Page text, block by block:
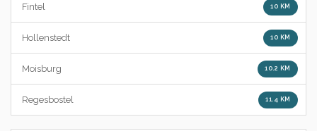
Fintel 10 KM
Hollenstedt 10 KM
Moisburg 10.2 KM
Regesbostel 11.4 KM